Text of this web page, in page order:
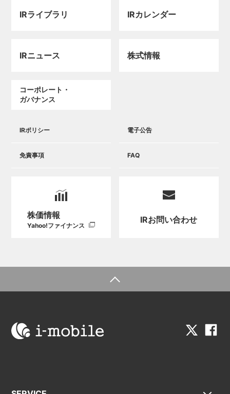
IRライブラリ IRカレンダー
IRニュース 株式情報
コーポレート・
ガバナンス
IRポリシー 電子公告
免責事項 FAQ
株価情報
Yahoo!ファイナンス
IRお問い合わせ